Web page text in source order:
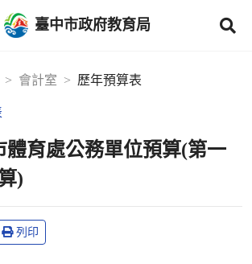
臺中市政府教育局
會計室 歷年預算表
體育處公務單位預算(第一
)
列印